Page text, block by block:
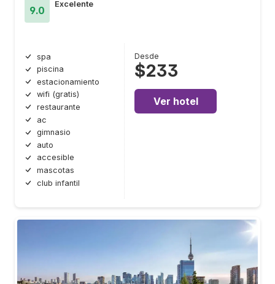
9.0
Excelente
spa
piscina
estacionamiento
wifi (gratis)
restaurante
ac
gimnasio
auto
accesible
mascotas
club infantil
Desde
$233
Ver hotel